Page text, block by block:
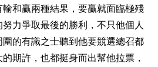
和贏兩種結果，要贏就面臨極殘
力爭取最後的勝利，不只他個人
的有識之士聽到他要競選總召都
期許，也都挺身而出幫他拉票，